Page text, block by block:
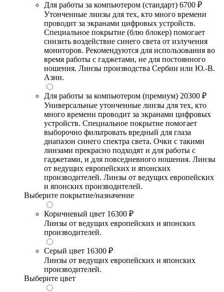
Для работы за компьютером (стандарт) 6700 ₽
Утонченные линзы для тех, кто много времени
проводит за экранами цифровых устройств.
Специальное покрытие (блю блокер) помогает
снизить воздействие синего света от излучения
мониторов. Рекомендуются для использования во
время работы с гаджетами, не для постоянного
ношения. Линзы производства Сербии или Ю.-В.
Азии.
Для работы за компьютером (премиум) 20300 ₽
Универсальные утонченные линзы для тех, кто
много времени проводит за экранами цифровых
устройств. Специальное покрытие помогает
выборочно фильтровать вредный для глаза
диапазон синего спектра света. Очки с такими
линзами прекрасно подходят и для работы с
гаджетами, и для повседневного ношения. Линзы
от ведущих европейских и японских
производителей. Линзы от ведущих европейских
и японских производителей.
Выберите покрытие/назначение
Коричневый цвет 16300 ₽
Линзы от ведущих европейских и японских
производителей.
Серый цвет 16300 ₽
Линзы от ведущих европейских и японских
производителей.
Выберите цвет